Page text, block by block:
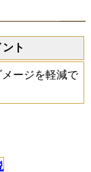
ト
ージを軽減で